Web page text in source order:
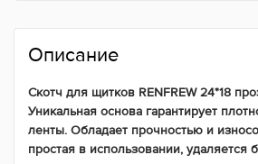
Описание
Скотч для щитков RENFREW 24*18
Уникальная основа гарантирует
ленты. Обладает прочностью и
простая в использовании, удаляется